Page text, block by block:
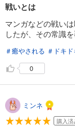
あら
応天
応天
戦いとは
マンガなどの戦い
したが、その常識
＃癒やされる ＃ドキ
0
ミンネ
購入済